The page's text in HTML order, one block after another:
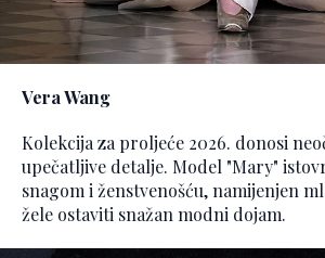
Vera Wang
Kolekcija za proljeće 2026. donosi
upečatljive detalje. Model "Mary"
snagom i ženstvenošću, namijenjen
žele ostaviti snažan modni dojam.